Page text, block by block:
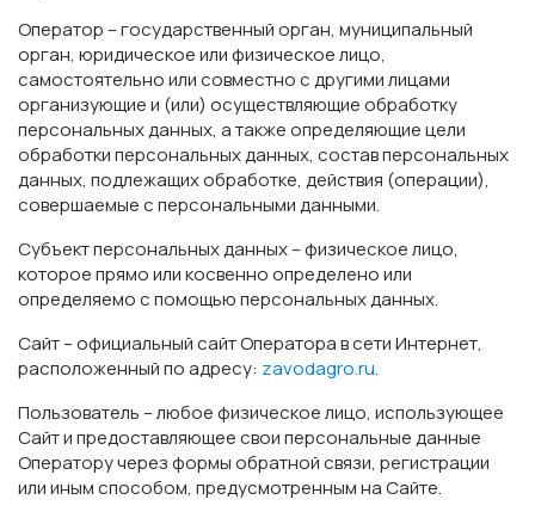
Оператор – государственный орган, муниципальный
орган, юридическое или физическое лицо,
самостоятельно или совместно с другими лицами
организующие и (или) осуществляющие обработку
персональных данных, а также определяющие цели
обработки персональных данных, состав персональных
данных, подлежащих обработке, действия (операции),
совершаемые с персональными данными.
Субъект персональных данных – физическое лицо,
которое прямо или косвенно определено или
определяемо с помощью персональных данных.
Сайт – официальный сайт Оператора в сети Интернет,
расположенный по адресу: zavodagro.ru.
Пользователь – любое физическое лицо, использующее
Сайт и предоставляющее свои персональные данные
Оператору через формы обратной связи, регистрации
или иным способом, предусмотренным на Сайте.